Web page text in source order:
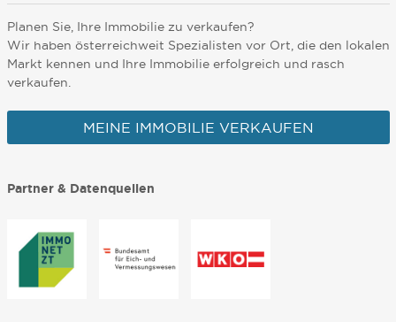
Planen Sie, Ihre Immobilie zu verkaufen?
Wir haben österreichweit Spezialisten vor Ort, die den lokalen
Markt kennen und Ihre Immobilie erfolgreich und rasch
verkaufen.
MEINE IMMOBILIE VERKAUFEN
Partner & Datenquellen